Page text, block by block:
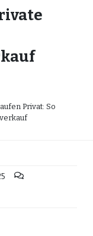
Privat: So